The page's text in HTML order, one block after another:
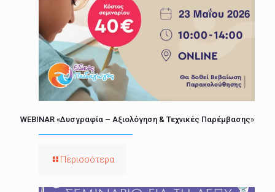
WEBINAR «Δυσγραφία – Αξιολόγηση & Τεχνικές Παρέμβασης»
Περισσότερα